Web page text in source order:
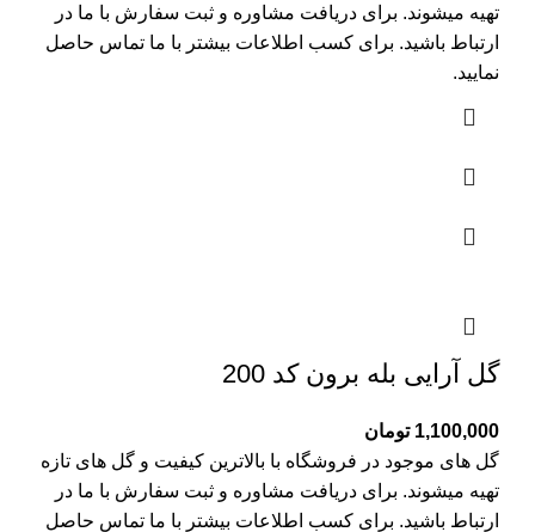
تهیه میشوند. برای دریافت مشاوره و ثبت سفارش با ما در
ارتباط باشید. برای کسب اطلاعات بیشتر با ما تماس حاصل
نمایید.
گل آرایی بله برون کد 200
1,100,000 تومان
گل های موجود در فروشگاه با بالاترین کیفیت و گل های تازه
تهیه میشوند. برای دریافت مشاوره و ثبت سفارش با ما در
ارتباط باشید. برای کسب اطلاعات بیشتر با ما تماس حاصل